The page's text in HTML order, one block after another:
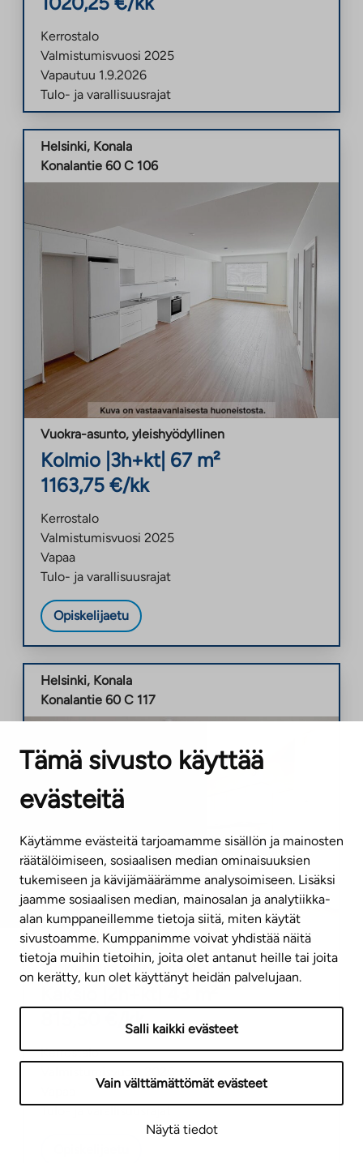
Tämä sivusto käyttää
evästeitä
Käytämme evästeitä tarjoamamme sisällön ja mainosten
räätälöimiseen, sosiaalisen median ominaisuuksien
tukemiseen ja kävijämäärämme analysoimiseen. Lisäksi
jaamme sosiaalisen median, mainosalan ja analytiikka-
alan kumppaneillemme tietoja siitä, miten käytät
sivustoamme. Kumppanimme voivat yhdistää näitä
tietoja muihin tietoihin, joita olet antanut heille tai joita
on kerätty, kun olet käyttänyt heidän palvelujaan.
Salli kaikki evästeet
Vain välttämättömät evästeet
Näytä tiedot
Kerrostalo
Valmistumisvuosi 2025
Vapautuu 1.9.2026
Tulo- ja varallisuusrajat
Helsinki, Konala
Konalantie 60 C 106
Vuokra-asunto, yleishyödyllinen
Kolmio 3h+kt| 67 m²
1163,75 €/kk
Kerrostalo
Valmistumisvuosi 2025
Vapaa
Tulo- ja varallisuusrajat
Opiskelijaetu
Helsinki, Konala
Konalantie 60 C 117
Vuokra-asunto , yleishyödyllinen
€/kk
Kerrostalo
Tulo- ja varallisuusrajat